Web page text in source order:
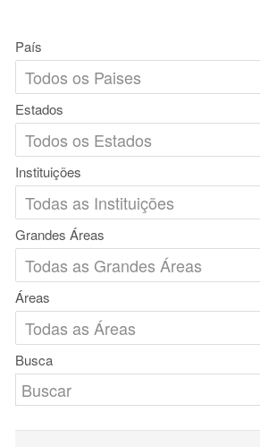
País
Estados
Instituições
Grandes Áreas
Áreas
Busca